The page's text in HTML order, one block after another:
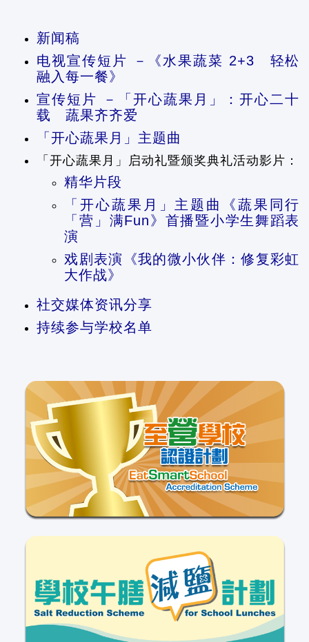
新闻稿
电视宣传短片 －《水果蔬菜 2+3 轻松
融入每一餐》
宣传短片 －「开心蔬果月」：开心二十
载 蔬果齐齐爱
「开心蔬果月」主题曲
「开心蔬果月」启动礼暨颁奖典礼活动影片：
精华片段
「开心蔬果月」主题曲《蔬果同行
「营」满Fun》首播暨小学生舞蹈表
演
戏剧表演《我的微小伙伴：修复彩虹
大作战》
社交媒体资讯分享
持续参与学校名单